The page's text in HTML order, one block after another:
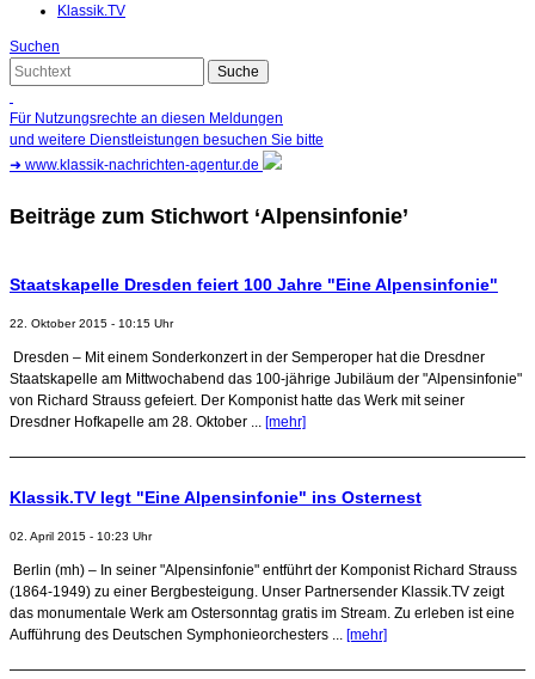
Klassik.TV
Suchen
Für Nutzungsrechte an diesen Meldungen
und weitere Dienstleistungen besuchen Sie bitte
➜ www.klassik-nachrichten-agentur.de
Beiträge zum Stichwort ‘Alpensinfonie’
Staatskapelle Dresden feiert 100 Jahre "Eine Alpensinfonie"
22. Oktober 2015 - 10:15 Uhr
Dresden – Mit einem Sonderkonzert in der Semperoper hat die Dresdner
Staatskapelle am Mittwochabend das 100-jährige Jubiläum der "Alpensinfonie"
von Richard Strauss gefeiert. Der Komponist hatte das Werk mit seiner
Dresdner Hofkapelle am 28. Oktober ... [mehr]
Klassik.TV legt "Eine Alpensinfonie" ins Osternest
02. April 2015 - 10:23 Uhr
Berlin (mh) – In seiner "Alpensinfonie" entführt der Komponist Richard Strauss
(1864-1949) zu einer Bergbesteigung. Unser Partnersender Klassik.TV zeigt
das monumentale Werk am Ostersonntag gratis im Stream. Zu erleben ist eine
Aufführung des Deutschen Symphonieorchesters ... [mehr]